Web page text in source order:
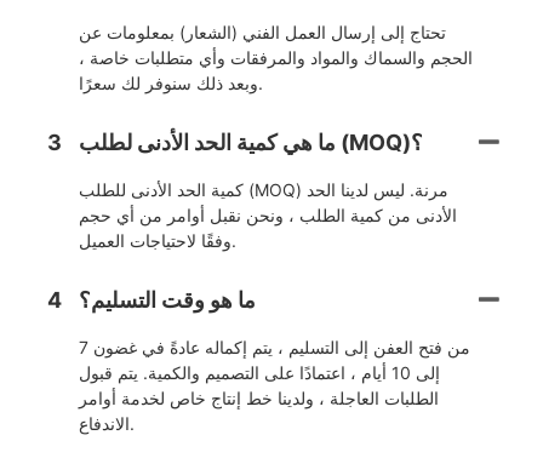
تحتاج إلى إرسال العمل الفني (الشعار) بمعلومات عن
الحجم والسماك والمواد والمرفقات وأي متطلبات خاصة ،
وبعد ذلك سنوفر لك سعرًا.
3 ما هي كمية الحد الأدنى لطلب (MOQ)؟
كمية الحد الأدنى للطلب (MOQ) مرنة. ليس لدينا الحد
الأدنى من كمية الطلب ، ونحن نقبل أوامر من أي حجم
وفقًا لاحتياجات العميل.
4 ما هو وقت التسليم؟
من فتح العفن إلى التسليم ، يتم إكماله عادةً في غضون 7
إلى 10 أيام ، اعتمادًا على التصميم والكمية. يتم قبول
الطلبات العاجلة ، ولدينا خط إنتاج خاص لخدمة أوامر
الاندفاع.